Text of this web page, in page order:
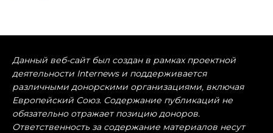
Данный веб-сайт был создан в рамках проектной
деятельности Internews и поддерживается
различными донорскими организациями, включая
Европейский Союз. Содержание публикаций не
обязательно отражает позицию доноров.
Ответственность за содержание материалов несут